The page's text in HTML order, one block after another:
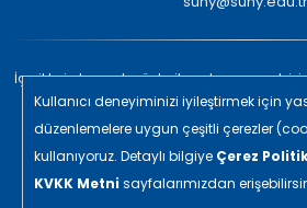
İçeriklerin kaynak gösterilmeden ve yazılı
yasaktır. © 2022 Tüm Hakları
in/ajans
Kullanıcı deneyiminizi iyileştirmek için
düzenlemelere uygun çeşitli çerezler
kullanıyoruz. Detaylı bilgiye Çerez
KVKK Metnisayfalarımızdan